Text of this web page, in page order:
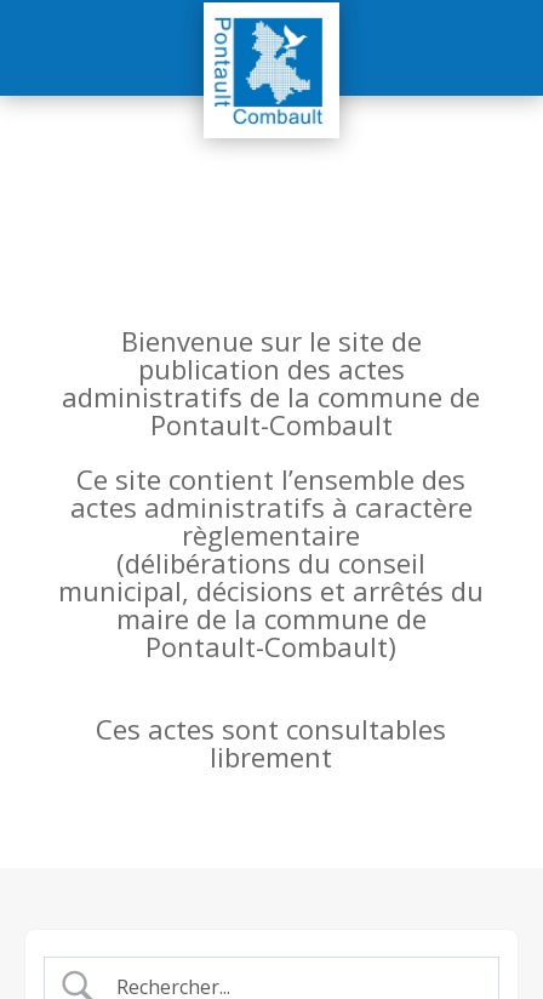
Bienvenue sur le site de
publication des actes
administratifs de la commune de
Pontault-Combault
Ce site contient l’ensemble des
actes administratifs à caractère
règlementaire
(délibérations du conseil
municipal, décisions et arrêtés du
maire de la commune de
Pontault-Combault)
Ces actes sont consultables
librement